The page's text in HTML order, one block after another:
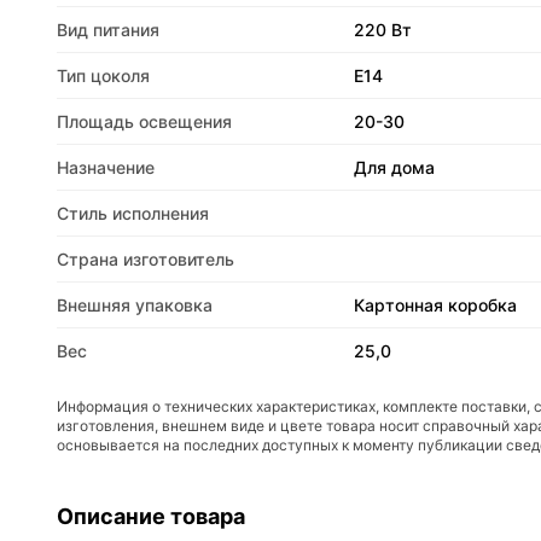
Вид питания 220 Вт
Тип цоколя E14
Площадь освещения 20-30
Назначение Для дома
Стиль исполнения
Страна изготовитель
Внешняя упаковка Картонная коробка
Вес 25,0
Информация о технических характеристиках, комплекте поставки,
изготовления, внешнем виде и цвете товара носит справочный
основывается на последних доступных к моменту публикации
Описание товара